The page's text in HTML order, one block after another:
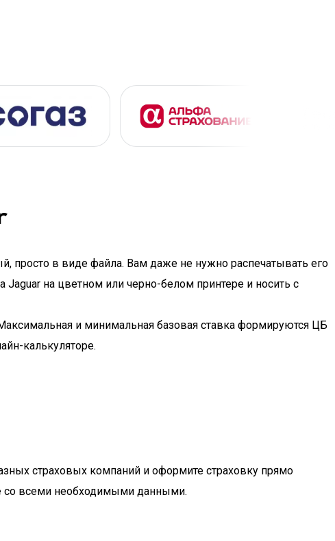
просто в виде файла. Вам даже не нужно распечатывать его
на цветном или черно-белом принтере и носить с
и минимальная базовая ставка формируются ЦБ
калькуляторе.
страховых компаний и оформите страховку прямо
со всеми необходимыми данными.